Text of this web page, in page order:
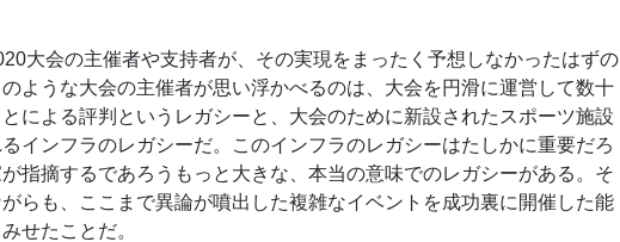
大会の主催者や支持者が、その実現をまったく予想しなかったはずの
ような大会の主催者が思い浮かべるのは、大会を円滑に運営して数十
による評判というレガシーと、大会のために新設されたスポーツ施設
インフラのレガシーだ。このインフラのレガシーはたしかに重要だろ
指摘するであろうもっと大きな、本当の意味でのレガシーがある。そ
らも、ここまで異論が噴出した複雑なイベントを成功裏に開催した能
せたことだ。